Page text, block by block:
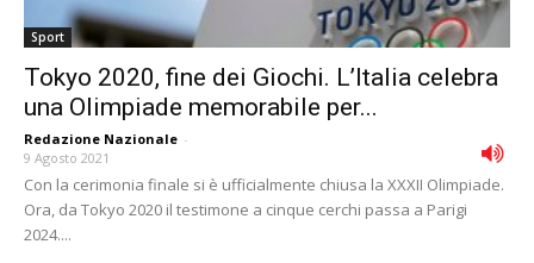
Sport
Tokyo 2020, fine dei Giochi. L’Italia celebra
una Olimpiade memorabile per...
Redazione Nazionale -
9 Agosto 2021
Con la cerimonia finale si è ufficialmente chiusa la XXXII Olimpiade.
Ora, da Tokyo 2020 il testimone a cinque cerchi passa a Parigi
2024....